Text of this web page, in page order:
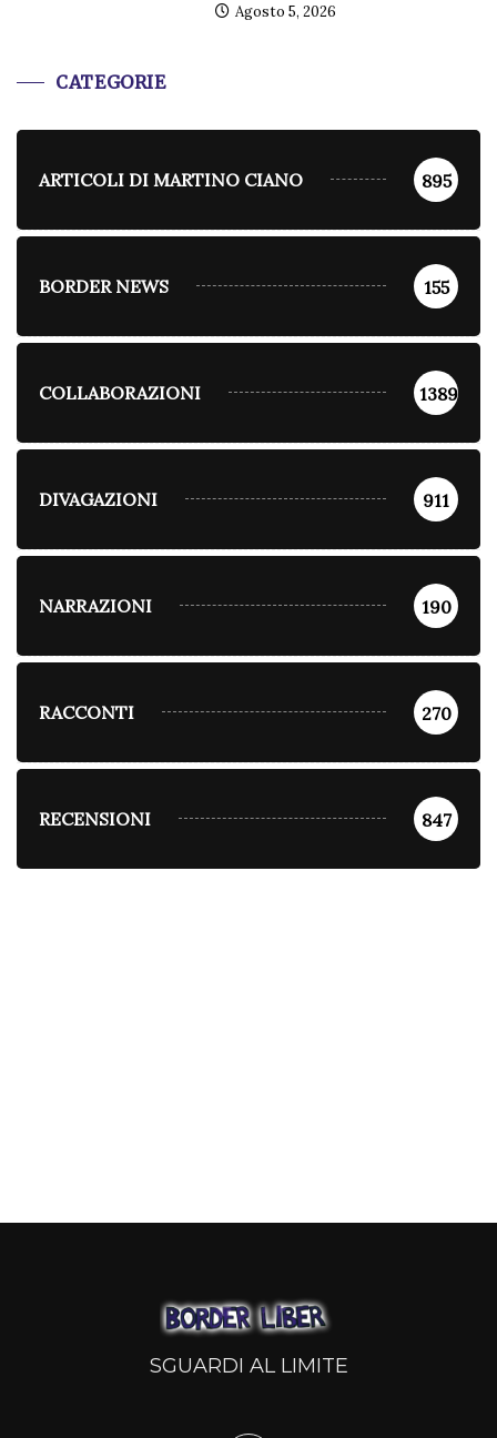
Agosto 5, 2026
CATEGORIE
ARTICOLI DI MARTINO CIANO 895
BORDER NEWS 155
COLLABORAZIONI 1389
DIVAGAZIONI 911
NARRAZIONI 190
RACCONTI 270
RECENSIONI 847
SGUARDI AL LIMITE